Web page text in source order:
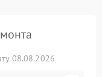
08.08.2026